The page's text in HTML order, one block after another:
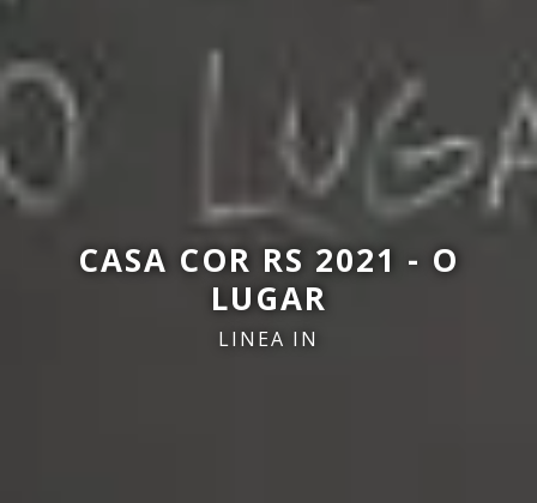
CASA COR RS 2021 - O
LUGAR
LINEA IN